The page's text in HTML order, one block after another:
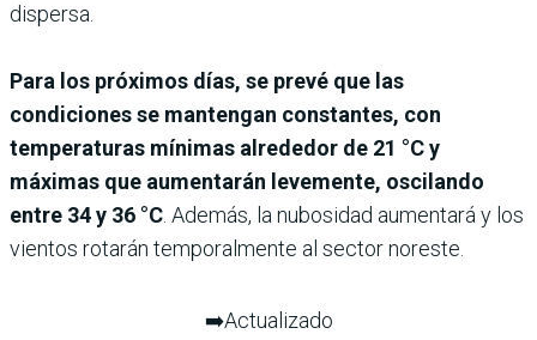
dispersa.
Para los próximos días, se prevé que las
condiciones se mantengan constantes, con
temperaturas mínimas alrededor de 21 °C y
máximas que aumentarán levemente, oscilando
entre 34 y 36 °C . Además, la nubosidad aumentará y los
vientos rotarán temporalmente al sector noreste.
➡️Actualizado